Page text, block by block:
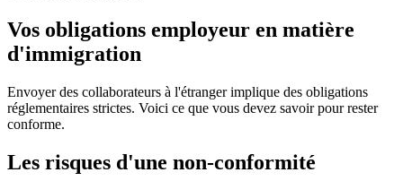
Vos obligations employeur en matière
d'immigration
Envoyer des collaborateurs à l'étranger implique des obligations
réglementaires strictes. Voici ce que vous devez savoir pour rester
conforme.
Les risques d'une non-conformité